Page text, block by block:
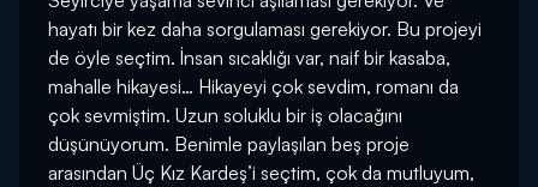
hayatı bir kez daha sorgulaması gerekiyor. Bu projeyi
de öyle seçtim. İnsan sıcaklığı var, naif bir kasaba,
mahalle hikayesi… Hikayeyi çok sevdim, romanı da
çok sevmiştim. Uzun soluklu bir iş olacağını
düşünüyorum. Benimle paylaşılan beş proje
arasından Üç Kız Kardeş’i seçtim, çok da mutluyum,